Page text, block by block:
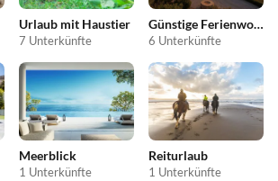
Urlaub mit Haustier
7 Unterkünfte
Günstige Ferienwohnungen
6 Unterkünfte
Meerblick
1 Unterkünfte
Reiturlaub
1 Unterkünfte